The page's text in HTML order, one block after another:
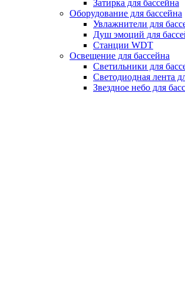
Затирка для бассейна
Оборудование для бассейна
Увлажнители для
Душ эмоций для
Станции WDT
Освещение для бассейна
Светильники для
Светодиодная лента
Звездное небо для